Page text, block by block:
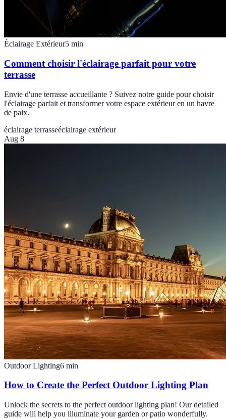
Éclairage Extérieur5 min
Comment choisir l'éclairage parfait pour votre
terrasse
Envie d'une terrasse accueillante ? Suivez notre guide pour choisir
l'éclairage parfait et transformer votre espace extérieur en un havre
de paix.
éclairage terrasseéclairage extérieur
Aug 8
Outdoor Lighting6 min
How to Create the Perfect Outdoor Lighting Plan
Unlock the secrets to the perfect outdoor lighting plan! Our detailed
guide will help you illuminate your garden or patio wonderfully.